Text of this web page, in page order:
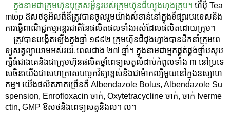
ក្នុងនាមជាក្រុមហ៊ុនបុត្រសម្ព័ន្ធរបស់ក្រុមហ៊ុនជីហ្សុងហុងគ្រុប។ ហឺប៉ី Tea
mtop ឱសថខូអិលធីឌីត្រូវបានចូលរួមយ៉ាងសំខាន់នៅក្នុងទីផ្សារបរទេសនិង
ការធ្វើពាណិជ្ជកម្មអន្តរជាតិនៃផលិតផលទាំងអស់ដែលផលិតដោយក្រុម។
ត្រូវបានបង្កើតឡើងក្នុងឆ្នាំ ១៩៩២ ក្រុមហ៊ុនជីជុងហ្វាងបានដឹកនាំក្រុមពេ
ទ្យសត្វព្យាយាមអស់រយៈពេលជាង ២៧ ឆ្នាំ។ ក្នុងនាមជាអ្នកផ្គត់ផ្គង់ថ្នាំបសុប
ក្សីធំជាងគេនិងជាក្រុមហ៊ុនផលិតថ្នាំពេទ្យសត្វលំដាប់កំពូលទាំង ៣ នៅប្រទេ
សចិនយើងជាសហគ្រាសបច្ចេកវិទ្យាខ្ពស់និងជាម៉ាកល្បីមួយនៅក្នុងឧស្សាហ
កម្ម។ យើងផលិតភាគច្រើនគឺ Albendazole Bolus, Albendazole Su
spension, Enrofloxacin ចាក់, Oxytetracycline ចាក់, ចាក់ Iverme
ctin, GMP ឱសថនិងពេទ្យសត្វនិងល។ ល។